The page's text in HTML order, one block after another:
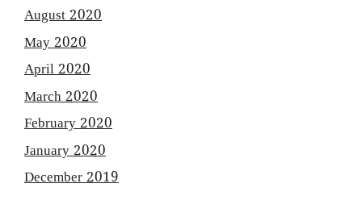
August 2020
May 2020
April 2020
March 2020
February 2020
January 2020
December 2019